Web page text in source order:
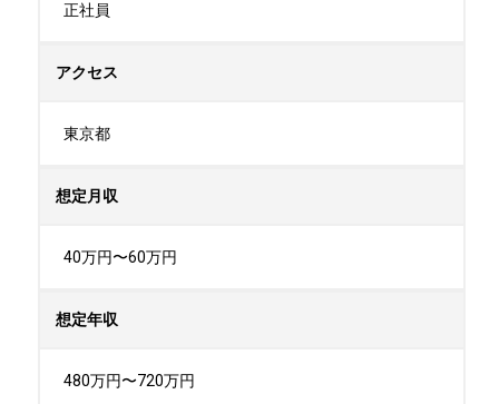
正社員
アクセス
東京都
想定月収
40万円〜60万円
想定年収
480万円〜720万円